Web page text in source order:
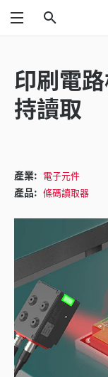
功能表
印刷電
持讀取
產業: 電子元件
產品: 條碼讀取器